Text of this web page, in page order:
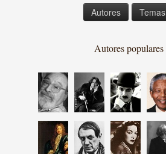
Autores Temas
Autores populares